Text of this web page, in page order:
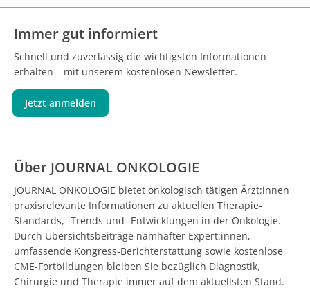
Immer gut informiert
Schnell und zuverlässig die wichtigsten Informationen
erhalten – mit unserem kostenlosen Newsletter.
Jetzt anmelden
Über JOURNAL ONKOLOGIE
JOURNAL ONKOLOGIE bietet onkologisch tätigen Ärzt:innen
praxisrelevante Informationen zu aktuellen Therapie-
Standards, -Trends und -Entwicklungen in der Onkologie.
Durch Übersichtsbeiträge namhafter Expert:innen,
umfassende Kongress-Berichterstattung sowie kostenlose
CME-Fortbildungen bleiben Sie bezüglich Diagnostik,
Chirurgie und Therapie immer auf dem aktuellsten Stand.